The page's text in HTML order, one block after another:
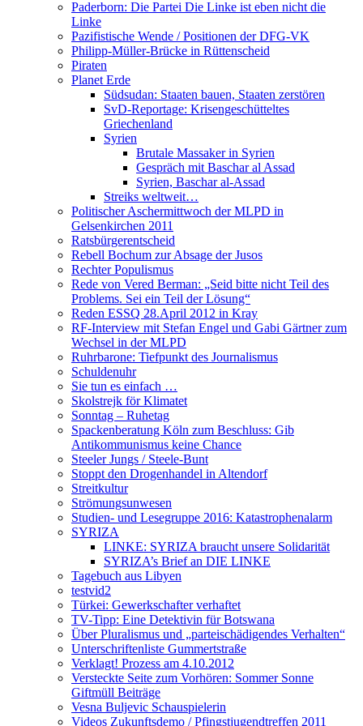
Paderborn: Die Partei Die Linke ist eben nicht die
Linke
Pazifistische Wende / Positionen der DFG-VK
Philipp-Müller-Brücke in Rüttenscheid
Piraten
Planet Erde
Südsudan: Staaten bauen, Staaten zerstören
SvD-Reportage: Krisengeschütteltes
Griechenland
Syrien
Brutale Massaker in Syrien
Gespräch mit Baschar al Assad
Syrien, Baschar al-Assad
Streiks weltweit…
Politischer Aschermittwoch der MLPD in
Gelsenkirchen 2011
Ratsbürgerentscheid
Rebell Bochum zur Absage der Jusos
Rechter Populismus
Rede von Vered Berman: „Seid bitte nicht Teil des
Problems. Sei ein Teil der Lösung“
Reden ESSQ 28.April 2012 in Kray
RF-Interview mit Stefan Engel und Gabi Gärtner zum
Wechsel in der MLPD
Ruhrbarone: Tiefpunkt des Journalismus
Schuldenuhr
Sie tun es einfach …
Skolstrejk för Klimatet
Sonntag – Ruhetag
Spackenberatung Köln zum Beschluss: Gib
Antikommunismus keine Chance
Steeler Jungs / Steele-Bunt
Stoppt den Drogenhandel in Altendorf
Streitkultur
Strömungsunwesen
Studien- und Lesegruppe 2016: Katastrophenalarm
SYRIZA
LINKE: SYRIZA braucht unsere Solidarität
SYRIZA’s Brief an DIE LINKE
Tagebuch aus Libyen
testvid2
Türkei: Gewerkschafter verhaftet
TV-Tipp: Eine Detektivin für Botswana
Über Pluralismus und „parteischädigendes Verhalten“
Unterschriftenliste Gummertstraße
Verklagt! Prozess am 4.10.2012
Versteckte Seite zum Vorhören: Sommer Sonne
Giftmüll Beiträge
Vesna Buljevic Schauspielerin
Videos Zukunftsdemo / Pfingstjugendtreffen 2011